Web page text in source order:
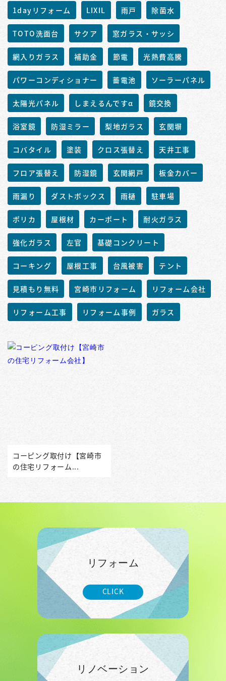
1dayリフォーム LIXIL 雨戸 除菌水
TOTO洗面台 サクア 窓ガラス・サッシ
網入りガラス 補助金 節電 光熱費高騰
パワーコンディショナー 蓄電池 ソーラーパネル
太陽光パネル しまえるんですα 鏡交換
浴室鏡 防湿ミラー 梨地ガラス 玄関塀
コバタイル 塗装 クロス張替え 天井工事
フロア張替え 防湿鏡 玄関網戸 板金カバー
雨漏り ダストボックス 雨樋 駐車場
ポリカ 屋根材 カーポート 耐火ガラス
強化ガラス 左官 基礎コンクリート
コーキング 屋根工事 台風被害 テント
見積もり無料 宮崎市リフォーム リフォーム会社
リフォーム工事 リフォーム事例 ガラス
コーピング取付け【宮崎市
の住宅リフォーム...
リフォーム
CLICK
リノベーション